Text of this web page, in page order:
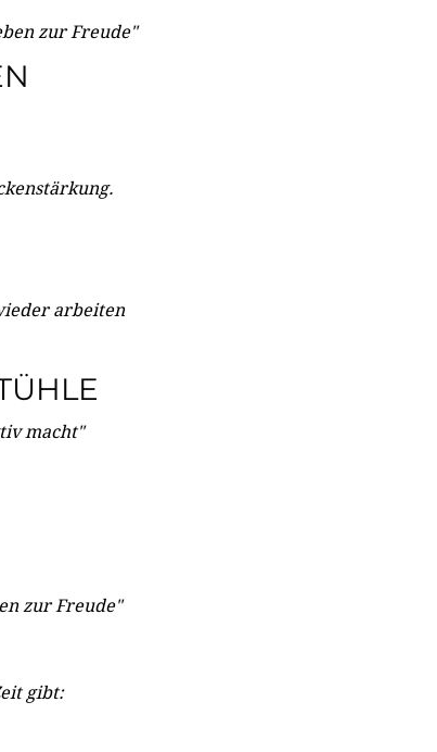
zur Freude"
arbeiten
macht"
zur Freude"
gibt: